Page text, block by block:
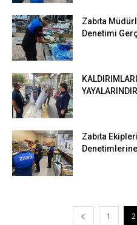
Zabıta
Denetimi
YAYALARINDIR
Zabıta
1 2